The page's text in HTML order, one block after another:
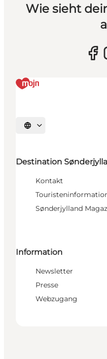
Wie sieht
Sprache auswählen
Destination
Kontakt
Sønderjylland
Information
Newsletter
Presse
Webzugang